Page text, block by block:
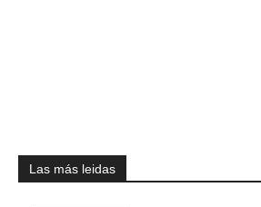
Las más leidas